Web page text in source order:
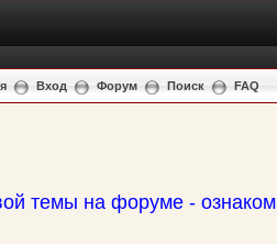
Вход Форум Поиск FAQ
темы на форуме -